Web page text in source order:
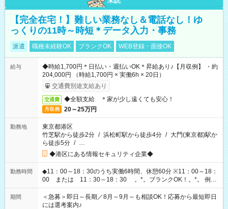
【完全在宅！】難しい業務なし＆電話なし！ゆ
っくりの11時～時短＊データ入力・事務
派遣 職種未経験OK ブランクOK WEB登録・面接OK
給与
◆時給1,700円＊日払い・週払いOK＊昇給あり♪【月収例】 ・約
204,000円 （時給1,700円 × 実働6h × 20日）
交通費別途支給あり
交通費 ◆全額支給 ＊家が少し遠くても安心！
月収例 20～25万円
勤務地
東京都港区
竹芝駅から徒歩2分 / 浜松町駅から徒歩4分 / 大門(東京都)駅か
ら徒歩5分 / …
◆港区にある情報セキュリティ企業◆
勤務時間
◆11：00～18：30のうち実働6時間、休憩60分 ※11：00～18：
00 または 11：30～18：30 。*。ブランクOK！。*。 例え
ば前職が、 在宅/財団法人/事務/コールセンター/受付/販売/カフェ
スタッフ スイーツ販売/ホテルフロント/化粧品販売/など 様々な
業界から入社して活躍されています♪
期間
＜急募＞即日～長期／8月～9月～も相談OK！応募から最短即日
には選考案内♪